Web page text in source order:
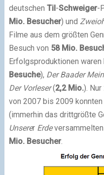
deutschen Til-Schweiger-
Mio. Besucher) und
Filme aus dem größten
Besuch von 58 Mio.
Erfolgsproduktionen waren
Besuche), Der Baader
Der Vorleser(2,2 Mio.). Nur
von 2007 bis 2009
(immerhin das drittgrößte
Unserer Erdeversammelten
Mio. Besucher.